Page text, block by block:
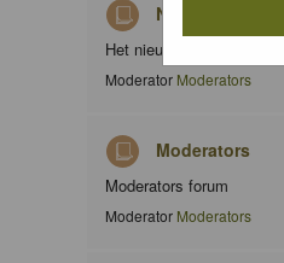
Nieuws / News
Het nieuws forum / The
Moderator Moderators
Moderators
Moderators forum
Moderator Moderators